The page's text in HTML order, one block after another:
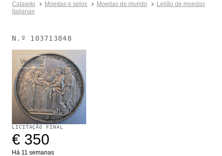
Catawiki Moedas e selos Moedas do mundo
Leilão de moedas
italianas
N.º 103713848
Vendido
LICITAÇÃO FINAL
€ 350
Há 11 semanas